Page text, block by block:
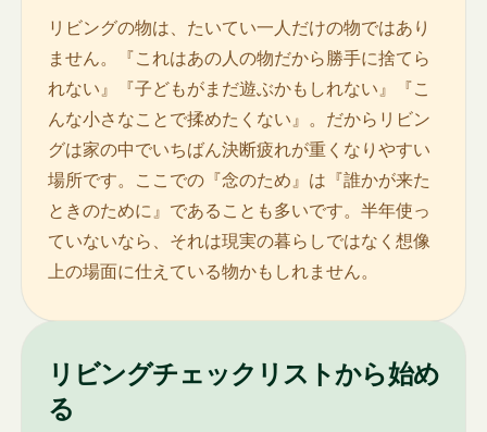
リビングの物は、たいてい一人だけの物ではあり
ません。『これはあの人の物だから勝手に捨てら
れない』『子どもがまだ遊ぶかもしれない』『こ
んな小さなことで揉めたくない』。だからリビン
グは家の中でいちばん決断疲れが重くなりやすい
場所です。ここでの『念のため』は『誰かが来た
ときのために』であることも多いです。半年使っ
ていないなら、それは現実の暮らしではなく想像
上の場面に仕えている物かもしれません。
リビングチェックリストから始め
る